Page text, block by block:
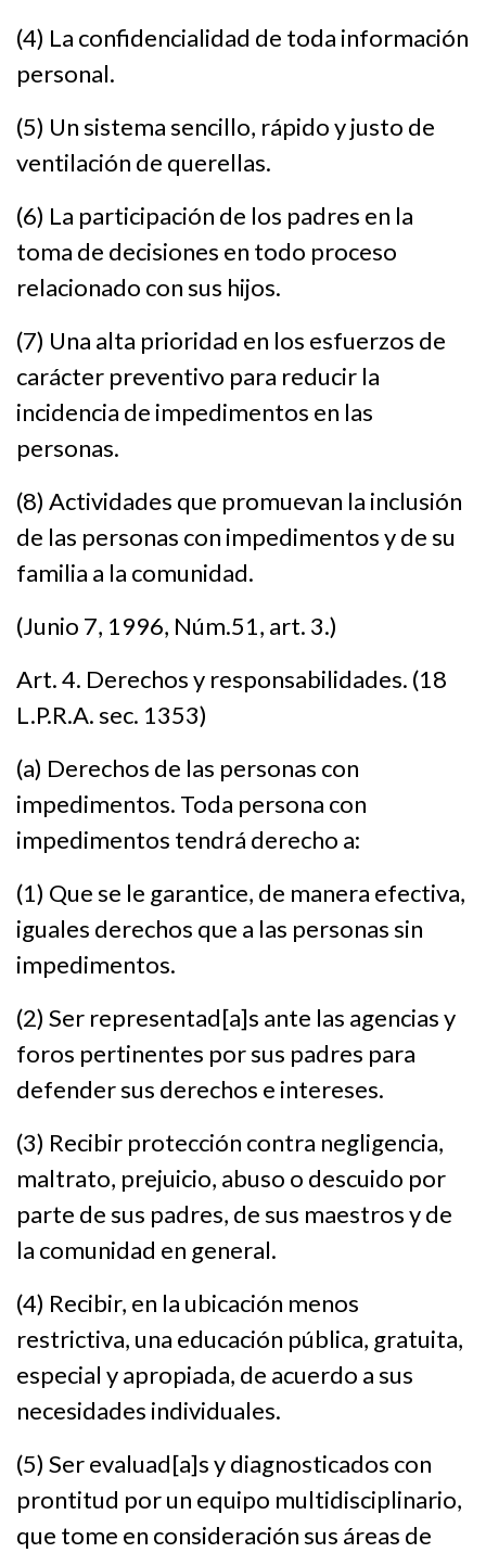
(4) La confidencialidad de toda información
personal.
(5) Un sistema sencillo, rápido y justo de
ventilación de querellas.
(6) La participación de los padres en la
toma de decisiones en todo proceso
relacionado con sus hijos.
(7) Una alta prioridad en los esfuerzos de
carácter preventivo para reducir la
incidencia de impedimentos en las
personas.
(8) Actividades que promuevan la inclusión
de las personas con impedimentos y de su
familia a la comunidad.
(Junio 7, 1996, Núm.51, art. 3.)
Art. 4. Derechos y responsabilidades. (18
L.P.R.A. sec. 1353)
(a) Derechos de las personas con
impedimentos. Toda persona con
impedimentos tendrá derecho a:
(1) Que se le garantice, de manera efectiva,
iguales derechos que a las personas sin
impedimentos.
(2) Ser representad[a]s ante las agencias y
foros pertinentes por sus padres para
defender sus derechos e intereses.
(3) Recibir protección contra negligencia,
maltrato, prejuicio, abuso o descuido por
parte de sus padres, de sus maestros y de
la comunidad en general.
(4) Recibir, en la ubicación menos
restrictiva, una educación pública, gratuita,
especial y apropiada, de acuerdo a sus
necesidades individuales.
(5) Ser evaluad[a]s y diagnosticados con
prontitud por un equipo multidisciplinario,
que tome en consideración sus áreas de